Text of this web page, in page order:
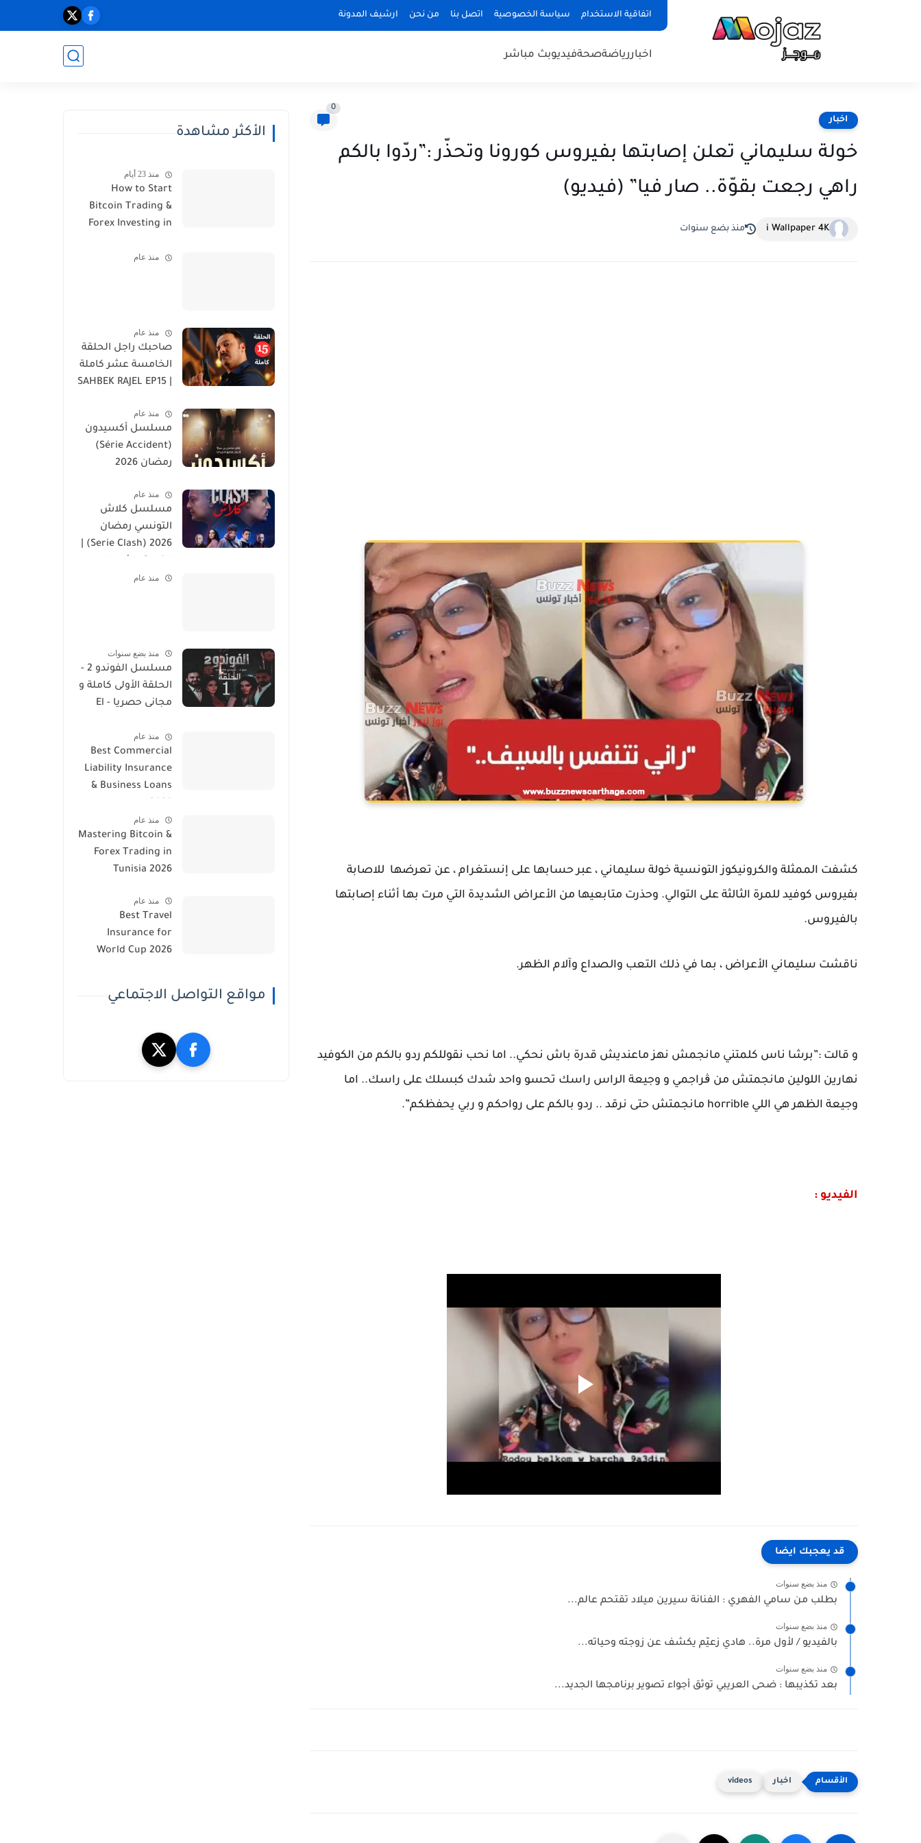
اتفاقية الاستخدام سياسة الخصوصية اتصل بنا من نحن ارشيف المدونة
اخباررياضةصحةفيديوبث مباشر
اخبار
0
خولة سليماني تعلن إصابتها بفيروس كورونا وتحذّر :”ردّوا بالكم
راهي رجعت بقوّة.. صار فيا” (فيديو)
i Wallpaper 4K منذ بضع سنوات
كشفت الممثلة والكرونيكوز التونسية خولة سليماني ، عبر حسابها على إنستغرام ، عن تعرضها للاصابة
بفيروس كوفيد للمرة الثالثة على التوالي. وحذرت متابعيها من الأعراض الشديدة التي مرت بها أثناء إصابتها
بالفيروس.
ناقشت سليماني الأعراض ، بما في ذلك التعب والصداع وآلام الظهر.
و قالت :”برشا ناس كلمتني مانجمش نهز ماعنديش قدرة باش نحكي.. اما نحب نقوللكم ردو بالكم من الكوفيد
نهارين اللولين مانجمتش من ڨراجمي و وجيعة الراس راسك تحسو واحد شدك كبسلك على راسك.. اما
وجيعة الظهر هي اللي horrible مانجمتش حتى نرقد .. ردو بالكم على رواحكم و ربي يحفظكم”.
الفيديو :
قد يعجبك ايضا
منذ بضع سنوات
بطلب من سامي الفهري : الفنانة سيرين ميلاد تقتحم عالم...
منذ بضع سنوات
بالفيديو / لأول مرة.. هادي زعيّم يكشف عن زوجته وحياته...
منذ بضع سنوات
بعد تكذيبها : ضحى العريبي توثق أجواء تصوير برنامجها الجديد...
اخبار videos
الأكثر مشاهدة
منذ 23 أيام
How to Start
Bitcoin Trading &
Forex Investing in
منذ عام
منذ عام
صاحبك راجل الحلقة
الخامسة عشر كاملة
منذ عام
مسلسل أكسيدون
(Série Accident)
رمضان 2026
منذ عام
مسلسل كلاش
التونسي رمضان
2026 (Serie Clash) |
وموعد العرض
منذ عام
منذ بضع سنوات
مسلسل الفوندو 2 -
الحلقة الأولى كاملة و
مجانى حصريا - El
Streaming
منذ عام
Best Commercial
Liability Insurance
& Business Loans
منذ عام
Mastering Bitcoin &
Forex Trading in
Tunisia 2026
منذ عام
Best Travel
Insurance for
World Cup 2026
مواقع التواصل الاجتماعي